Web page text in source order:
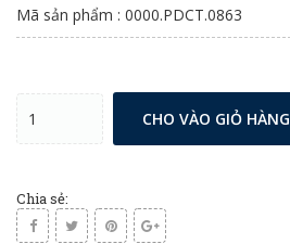
Mã sản phẩm : 0000.PDCT.0863
CHO VÀO GIỎ HÀNG
Chia sẻ: